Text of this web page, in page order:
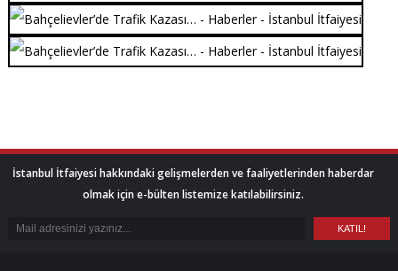
İstanbul İtfaiyesi hakkındaki gelişmelerden ve faaliyetlerinden haberdar
olmak için e-bülten listemize katılabilirsiniz.